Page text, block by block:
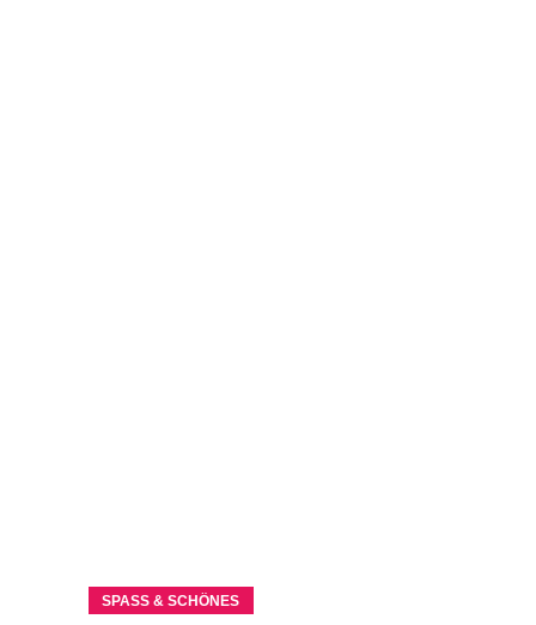
SPASS & SCHÖNES